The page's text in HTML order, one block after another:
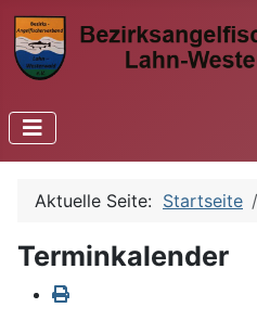
Aktuelle Seite: Startseite
Terminkalender